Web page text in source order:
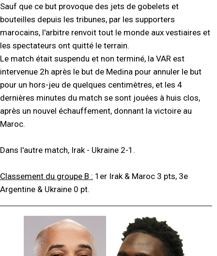
Sauf que ce but provoque des jets de gobelets et
bouteilles depuis les tribunes, par les supporters
marocains, l'arbitre renvoit tout le monde aux vestiaires et
les spectateurs ont quitté le terrain.
Le match était suspendu et non terminé, la VAR est
intervenue 2h après le but de Medina pour annuler le but
pour un hors-jeu de quelques centimètres, et les 4
dernières minutes du match se sont jouées à huis clos,
après un nouvel échauffement, donnant la victoire au
Maroc.
Dans l'autre match, Irak - Ukraine 2-1.
Classement du groupe B : 1er Irak & Maroc 3 pts, 3e
Argentine & Ukraine 0 pt.